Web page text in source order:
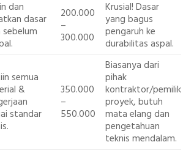
dan
dasar
sebelum
200.000
–
300.000
Krusial! Dasar
yang bagus
pengaruh ke
durabilitas aspal.
semua
&
standar
350.000
–
550.000
Biasanya dari
pihak
kontraktor/pemilik
proyek, butuh
mata elang dan
pengetahuan
teknis mendalam.